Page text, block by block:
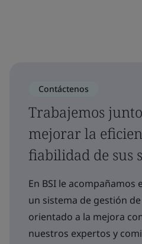
Contáctenos
Trabajemos
mejorar la
fiabilidad de sus
En BSI le acompañamos
un sistema de gestión
orientado a la mejora
nuestros expertos y